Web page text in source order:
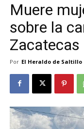
Muere
sobre la
Zacatecas
Por El Heraldo de Saltillo